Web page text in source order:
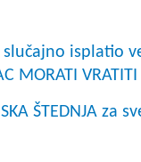
isplatio
MORATI VRATITI
ŠTEDNJA